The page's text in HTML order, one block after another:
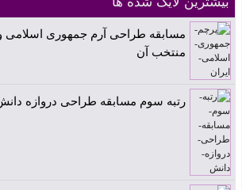
مسابقه طراحی آرم جمهوری اسلامی
منتخب آن
رتبه سوم مسابقه طراحی دروازه